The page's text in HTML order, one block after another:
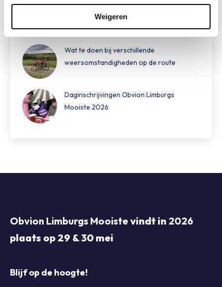
Weigeren
Hoe bereid je je voor op warm fietsweer?
Wat te doen bij verschillende
weersomstandigheden op de route
Daginschrijvingen Obvion Limburgs
Mooiste 2026
Obvion Limburgs Mooiste vindt in 2026
plaats op 29 & 30 mei
Blijf op de hoogte!